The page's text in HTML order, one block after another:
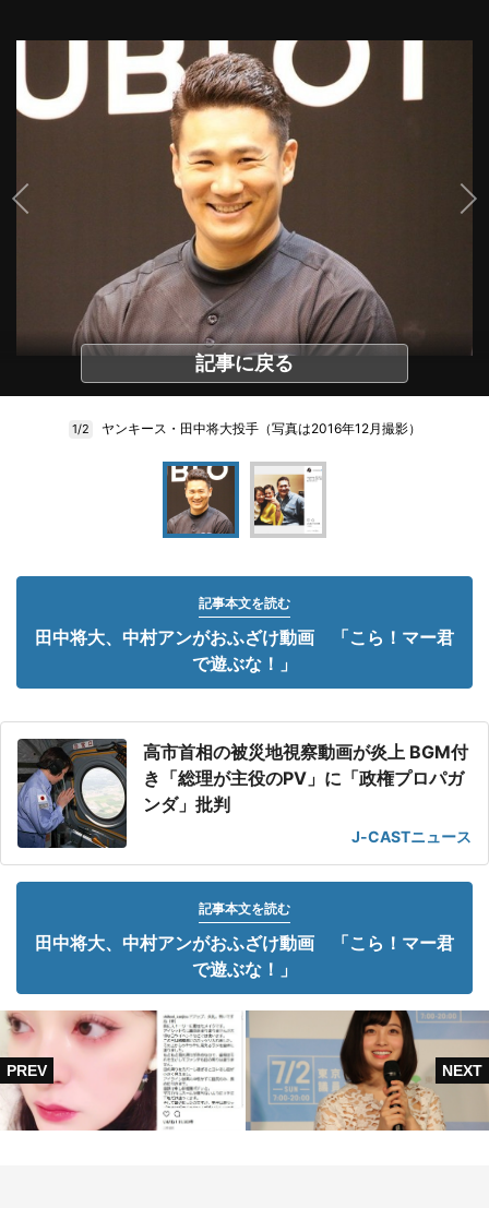
記事に戻る
1/2 ヤンキース・田中将大投手（写真は2016年12月撮影）
記事本文を読む
田中将大、中村アンがおふざけ動画 「こら！マー君
で遊ぶな！」
高市首相の被災地視察動画が炎上 BGM付
き「総理が主役のPV」に「政権プロパガ
ンダ」批判
J-CASTニュース
記事本文を読む
田中将大、中村アンがおふざけ動画 「こら！マー君
で遊ぶな！」